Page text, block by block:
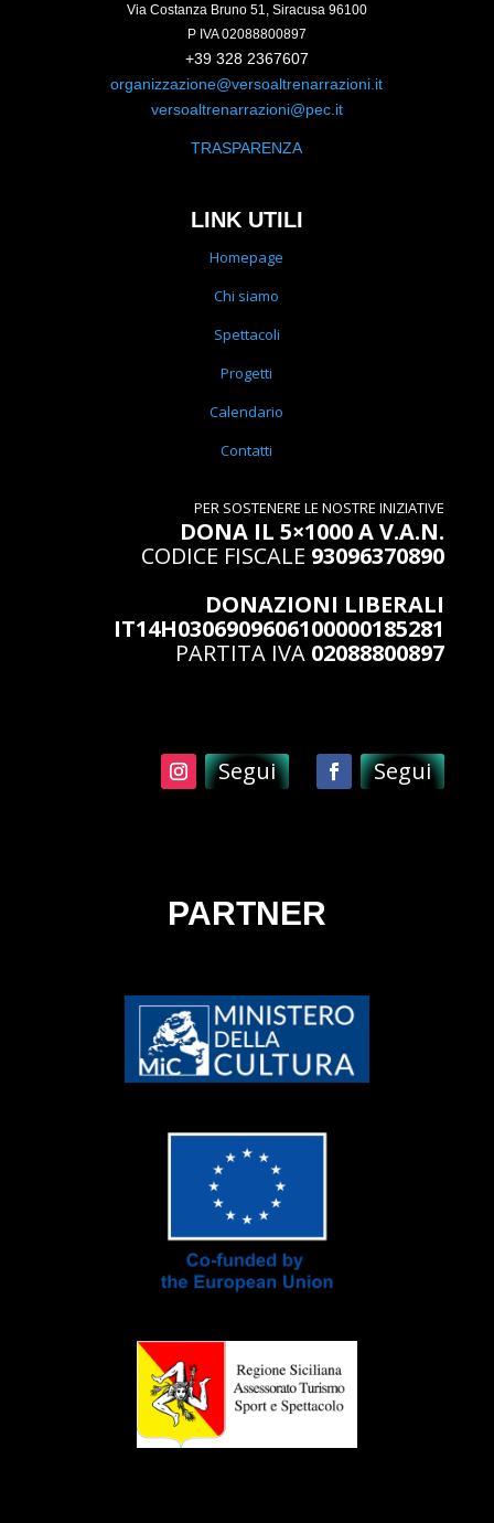
Via Costanza Bruno 51, Siracusa 96100
P IVA 02088800897
+39 328 2367607
organizzazione@versoaltrenarrazioni.it
versoaltrenarrazioni@pec.it
TRASPARENZA
LINK UTILI
Homepage
Chi siamo
Spettacoli
Progetti
Calendario
Contatti
PER SOSTENERE LE NOSTRE INIZIATIVE
DONA IL 5×1000 A V.A.N.
CODICE FISCALE 93096370890
DONAZIONI LIBERALI
IT14H0306909606100000185281
PARTITA IVA 02088800897
Segui Segui
PARTNER